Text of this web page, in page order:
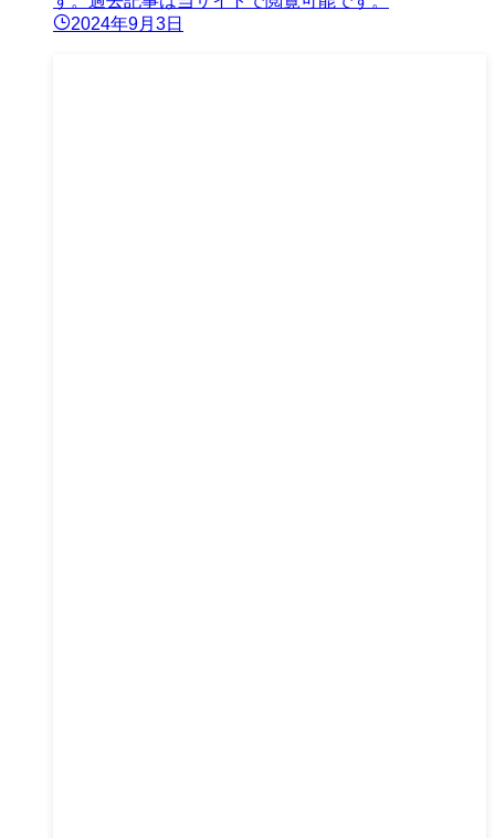
2024年9月3日